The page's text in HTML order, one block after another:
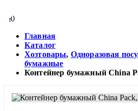
00
Главная
Каталог
Хозтовары, Одноразовая
бумажные
Контейнер бумажный China